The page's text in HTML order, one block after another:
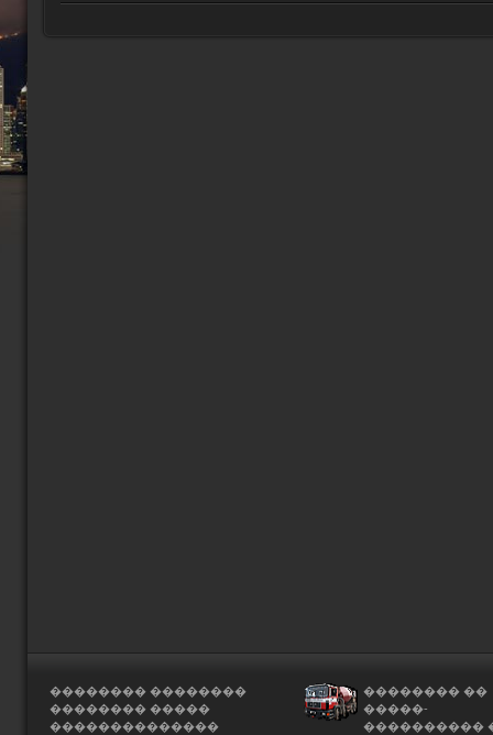
�������� ��������
�������� �����
��������������
�������� ��
�����-
����������